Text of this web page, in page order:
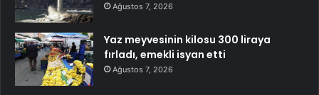
Ağustos 7, 2026
Yaz meyvesinin kilosu 300 liraya
fırladı, emekli isyan etti
Ağustos 7, 2026